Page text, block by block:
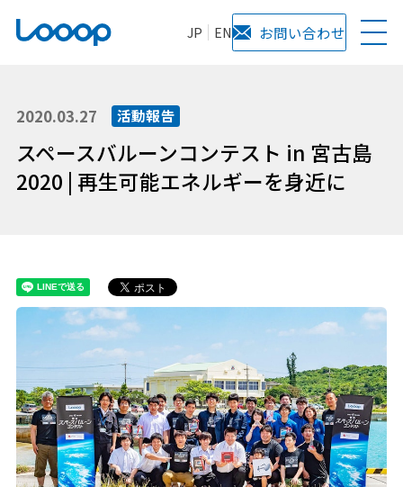
JP EN お問い合わせ
2020.03.27 活動報告
スペースバルーンコンテスト in 宮古島
2020 | 再生可能エネルギーを身近に